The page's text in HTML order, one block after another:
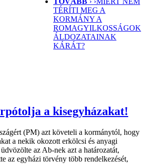
TÉRÍTI MEG A
KORMÁNY A
ROMAGYILKOSSÁGOK
ÁLDOZATAINAK
KÁRÁT?
a kisegyházakat!
(PM) azt követeli a kormánytól, hogy
a nekik okozott erkölcsi és anyagi
az Ab-nek azt a határozatát,
az egyházi törvény több rendelkezését,